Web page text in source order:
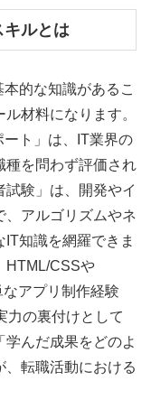
ルとは
的な知識があるこ
材料になります。
ト」は、IT業界の
種を問わず評価され
験」は、開発やイ
、アルゴリズムやネ
知識を網羅できま
HTML/CSSや
アプリ制作経験
力の裏付けとして
んだ成果をどのよ
、転職活動における